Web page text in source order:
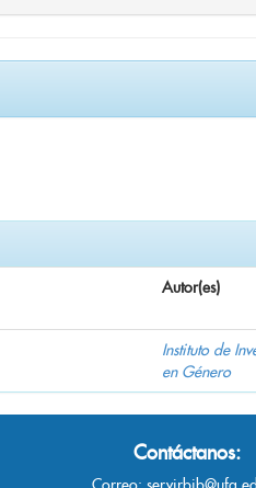
Autor(es)
Instituto de
en Género
Contáctanos: